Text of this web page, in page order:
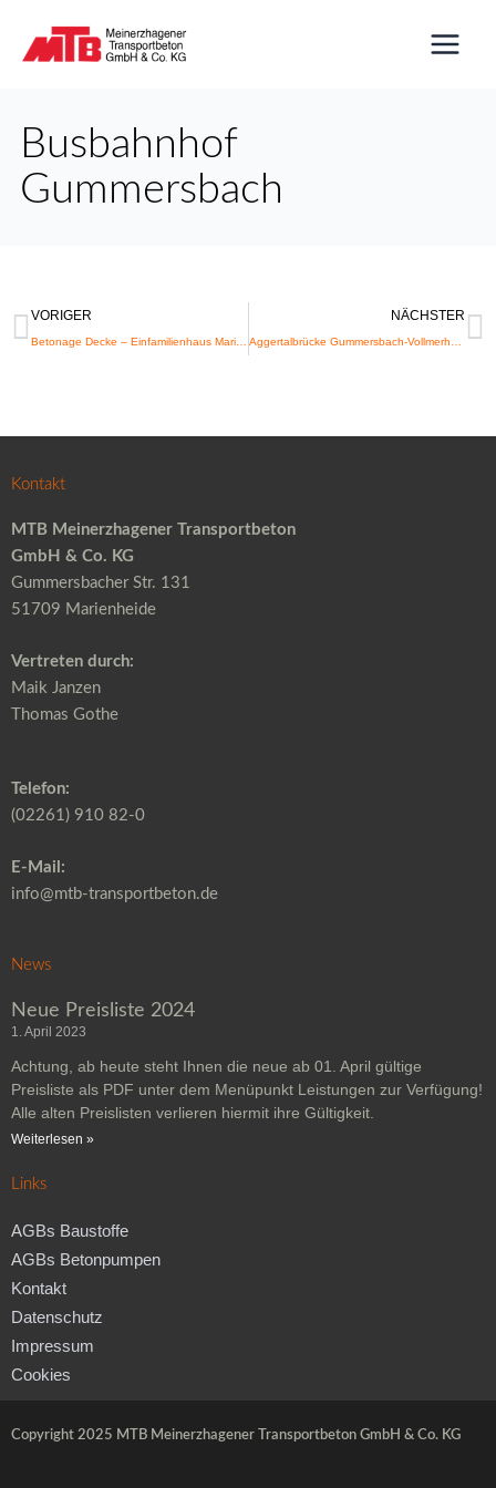
Inhalt
springen
Busbahnhof
Gummersbach
Zurück
VORIGER NÄCHSTER
Kontakt
MTB Meinerzhagener Transportbeton
GmbH & Co. KG
Gummersbacher Str. 131
51709 Marienheide
Vertreten durch:
Maik Janzen
Thomas Gothe
Telefon:
(02261) 910 82-0
E-Mail:
info@mtb-transportbeton.de
News
Neue Preisliste 2024
1. April 2023
Achtung, ab heute steht Ihnen die neue ab 01. April gültige
Preisliste als PDF unter dem Menüpunkt Leistungen zur Verfügung!
Alle alten Preislisten verlieren hiermit ihre Gültigkeit.
Weiterlesen »
Links
AGBs Baustoffe
AGBs Betonpumpen
Kontakt
Datenschutz
Impressum
Cookies
Copyright 2025 MTB Meinerzhagener Transportbeton GmbH & Co. KG